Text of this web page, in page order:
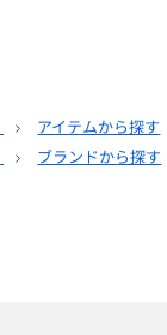
アイテムから探す
ブランドから探す